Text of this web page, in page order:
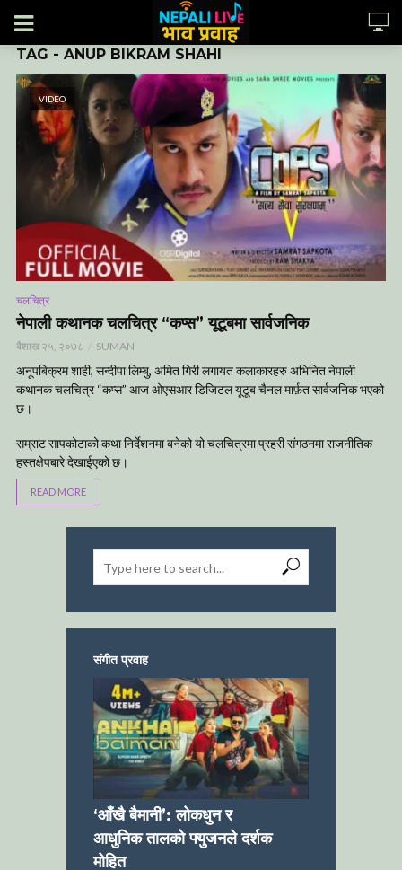
TAG - ANUP BIKRAM SHAHI
VIDEO
चलचित्र
नेपाली कथानक चलचित्र “कप्स” यूटूबमा सार्वजनिक
बैशाख २५, २०७८ SUMAN
अनूपबिक्रम शाही, सन्दीपा लिम्बु, अमित गिरी लगायत कलाकारहरु अभिनित नेपाली
कथानक चलचित्र “कप्स” आज ओएसआर डिजिटल यूटूब चैनल मार्फ़त सार्वजनिक भएको
छ।
सम्राट सापकोटाको कथा निर्देशनमा बनेको यो चलचित्रमा प्रहरी संगठनमा राजनीतिक
हस्तक्षेपबारे देखाईएको छ।
READ MORE
संगीत प्रवाह
‘आँखै बैमानी’: लोकधुन र
आधुनिक तालको फ्युजनले दर्शक
मोहित